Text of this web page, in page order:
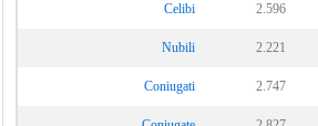
Celibi 2.596
Nubili 2.221
Coniugati 2.747